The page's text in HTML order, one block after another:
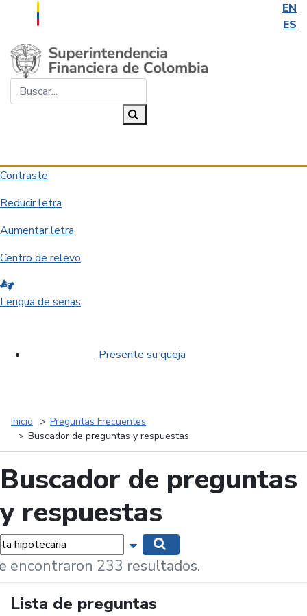
EN
ES
Saltar al contenido principal
Contraste
Reducir letra
Aumentar letra
Centro de relevo
Lengua de señas
Presente su queja
Inicio
Preguntas Frecuentes
Buscador de preguntas y respuestas
Buscador de preguntas
y respuestas
Mostrar opciones de búsqueda
encontraron 233 resultados.
Lista de preguntas